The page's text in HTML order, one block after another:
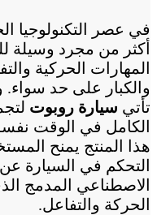
في عصر التكنولوجيا
أكثر من مجرد وسيلة
المهارات الحركية
والكبار على حد سواء.
تأتي سيارة روبوت
الكامل في الوقت
هذا المنتج يمنح
التحكم في السيارة عن
الاصطناعي المدمج
الحركة والتفاعل.